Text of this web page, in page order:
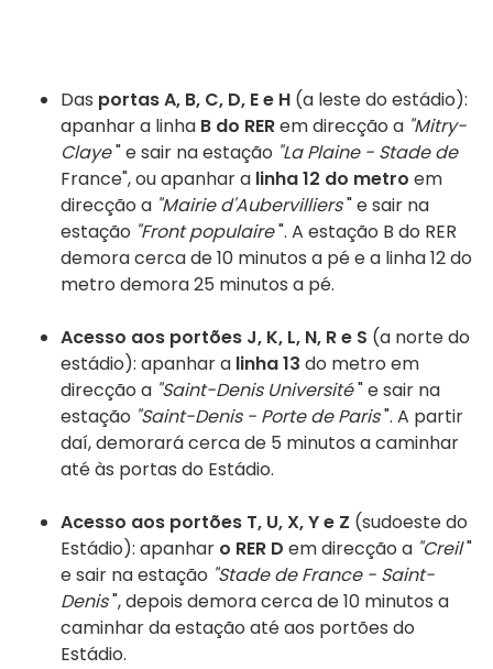
Das portas A, B, C, D, E e H (a leste do estádio):
apanhar a linha B do RERem direcção a "Mitry-
Claye" e sair na estação "La Plaine - Stade de
France", ou apanhar a linha 12 do metro em
direcção a "Mairie d'Aubervilliers" e sair na
estação "Front populaire". A estação B do RER
demora cerca de 10 minutos a pé e a linha 12 do
metro demora 25 minutos a pé.
Acesso aos portões J, K, L, N, R e S (a norte do
estádio): apanhar a linha 13 do metro em
direcção a "Saint-Denis Université" e sair na
estação "Saint-Denis - Porte de Paris". A partir
daí, demorará cerca de 5 minutos a caminhar
até às portas do Estádio.
Acesso aos portões T, U, X, Y e Z (sudoeste do
Estádio): apanhar o RER D em direcção a "Creil"
e sair na estação "Stade de France - Saint-
Denis", depois demora cerca de 10 minutos a
caminhar da estação até aos portões do
Estádio.